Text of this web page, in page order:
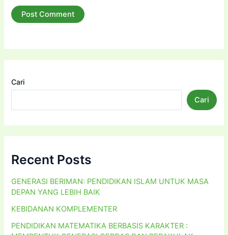
Cari
Cari
Recent Posts
GENERASI BERIMAN: PENDIDIKAN ISLAM UNTUK MASA
DEPAN YANG LEBIH BAIK
KEBIDANAN KOMPLEMENTER
PENDIDIKAN MATEMATIKA BERBASIS KARAKTER :